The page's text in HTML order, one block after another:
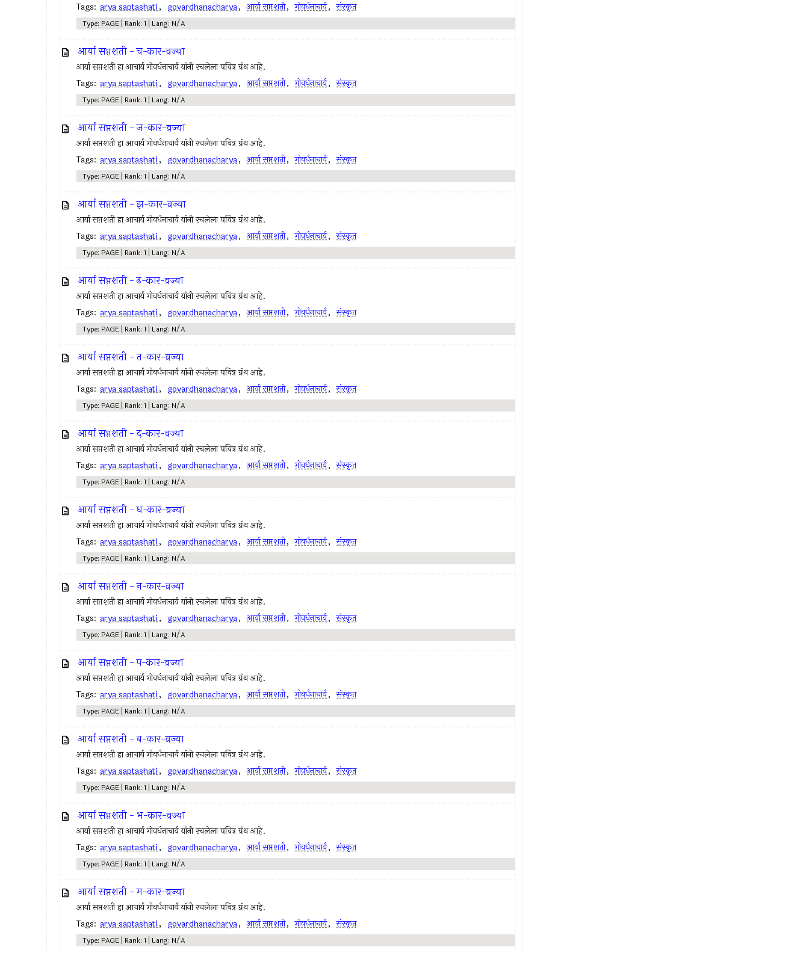
Tags: arya saptashati, govardhanacharya, आर्या सप्तशती, गोवर्धनाचार्य, संस्कृत
Type: PAGE | Rank: 1 | Lang: N/A
आर्या सप्तशती - च-कार-व्रज्या
आर्या सप्तशती हा आचार्य गोवर्धनाचार्य यांनी रचलेला पवित्र ग्रंथ आहे.
Tags: arya saptashati, govardhanacharya, आर्या सप्तशती, गोवर्धनाचार्य, संस्कृत
Type: PAGE | Rank: 1 | Lang: N/A
आर्या सप्तशती - ज-कार-व्रज्या
आर्या सप्तशती हा आचार्य गोवर्धनाचार्य यांनी रचलेला पवित्र ग्रंथ आहे.
Tags: arya saptashati, govardhanacharya, आर्या सप्तशती, गोवर्धनाचार्य, संस्कृत
Type: PAGE | Rank: 1 | Lang: N/A
आर्या सप्तशती - झ-कार-व्रज्या
आर्या सप्तशती हा आचार्य गोवर्धनाचार्य यांनी रचलेला पवित्र ग्रंथ आहे.
Tags: arya saptashati, govardhanacharya, आर्या सप्तशती, गोवर्धनाचार्य, संस्कृत
Type: PAGE | Rank: 1 | Lang: N/A
आर्या सप्तशती - ढ-कार-व्रज्या
आर्या सप्तशती हा आचार्य गोवर्धनाचार्य यांनी रचलेला पवित्र ग्रंथ आहे.
Tags: arya saptashati, govardhanacharya, आर्या सप्तशती, गोवर्धनाचार्य, संस्कृत
Type: PAGE | Rank: 1 | Lang: N/A
आर्या सप्तशती - त-कार-व्रज्या
आर्या सप्तशती हा आचार्य गोवर्धनाचार्य यांनी रचलेला पवित्र ग्रंथ आहे.
Tags: arya saptashati, govardhanacharya, आर्या सप्तशती, गोवर्धनाचार्य, संस्कृत
Type: PAGE | Rank: 1 | Lang: N/A
आर्या सप्तशती - द-कार-व्रज्या
आर्या सप्तशती हा आचार्य गोवर्धनाचार्य यांनी रचलेला पवित्र ग्रंथ आहे.
Tags: arya saptashati, govardhanacharya, आर्या सप्तशती, गोवर्धनाचार्य, संस्कृत
Type: PAGE | Rank: 1 | Lang: N/A
आर्या सप्तशती - ध-कार-व्रज्या
आर्या सप्तशती हा आचार्य गोवर्धनाचार्य यांनी रचलेला पवित्र ग्रंथ आहे.
Tags: arya saptashati, govardhanacharya, आर्या सप्तशती, गोवर्धनाचार्य, संस्कृत
Type: PAGE | Rank: 1 | Lang: N/A
आर्या सप्तशती - न-कार-व्रज्या
आर्या सप्तशती हा आचार्य गोवर्धनाचार्य यांनी रचलेला पवित्र ग्रंथ आहे.
Tags: arya saptashati, govardhanacharya, आर्या सप्तशती, गोवर्धनाचार्य, संस्कृत
Type: PAGE | Rank: 1 | Lang: N/A
आर्या सप्तशती - प-कार-व्रज्या
आर्या सप्तशती हा आचार्य गोवर्धनाचार्य यांनी रचलेला पवित्र ग्रंथ आहे.
Tags: arya saptashati, govardhanacharya, आर्या सप्तशती, गोवर्धनाचार्य, संस्कृत
Type: PAGE | Rank: 1 | Lang: N/A
आर्या सप्तशती - ब-कार-व्रज्या
आर्या सप्तशती हा आचार्य गोवर्धनाचार्य यांनी रचलेला पवित्र ग्रंथ आहे.
Tags: arya saptashati, govardhanacharya, आर्या सप्तशती, गोवर्धनाचार्य, संस्कृत
Type: PAGE | Rank: 1 | Lang: N/A
आर्या सप्तशती - भ-कार-व्रज्या
आर्या सप्तशती हा आचार्य गोवर्धनाचार्य यांनी रचलेला पवित्र ग्रंथ आहे.
Tags: arya saptashati, govardhanacharya, आर्या सप्तशती, गोवर्धनाचार्य, संस्कृत
Type: PAGE | Rank: 1 | Lang: N/A
आर्या सप्तशती - म-कार-व्रज्या
आर्या सप्तशती हा आचार्य गोवर्धनाचार्य यांनी रचलेला पवित्र ग्रंथ आहे.
Tags: arya saptashati, govardhanacharya, आर्या सप्तशती, गोवर्धनाचार्य, संस्कृत
Type: PAGE | Rank: 1 | Lang: N/A